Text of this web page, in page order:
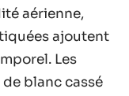
aérienne,
ajoutent
Les
blanc cassé